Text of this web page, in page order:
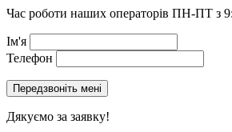
Час роботи наших операторів ПН-ПТ з
Ім'я
Телефон
Дякуємо за заявку!